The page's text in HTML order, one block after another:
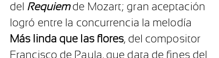
del Requiemde Mozart; gran aceptación
logró entre la concurrencia la melodía
Más linda que las flores, del compositor
Francisco de Paula, que data de fines del